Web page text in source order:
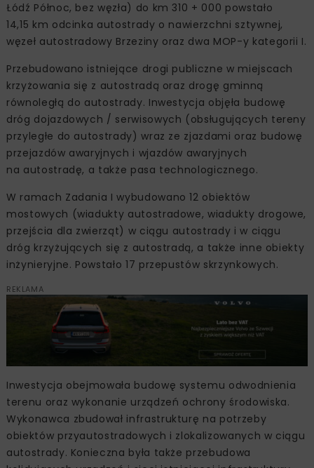
Łódź Północ, bez węzła) do km 310 + 000 powstało
14,15 km odcinka autostrady o nawierzchni sztywnej,
węzeł autostradowy Brzeziny oraz dwa MOP-y kategorii I.
Przebudowano istniejące drogi publiczne w miejscach
krzyżowania się z autostradą oraz drogę gminną
równoległą do autostrady. Inwestycja objęła budowę
dróg dojazdowych / serwisowych (obsługujących tereny
przyległe do autostrady) wraz ze zjazdami oraz budowę
przejazdów awaryjnych i wjazdów awaryjnych
na autostradę, a także pasa technologicznego.
W ramach Zadania I wybudowano 12 obiektów
mostowych (wiadukty autostradowe, wiadukty drogowe,
przejścia dla zwierząt) w ciągu autostrady i w ciągu
dróg krzyżujących się z autostradą, a także inne obiekty
inżynieryjne. Powstało 17 przepustów skrzynkowych.
REKLAMA
Inwestycja obejmowała budowę systemu odwodnienia
terenu oraz wykonanie urządzeń ochrony środowiska.
Wykonawca zbudował infrastrukturę na potrzeby
obiektów przyautostradowych i zlokalizowanych w ciągu
autostrady. Konieczna była także przebudowa